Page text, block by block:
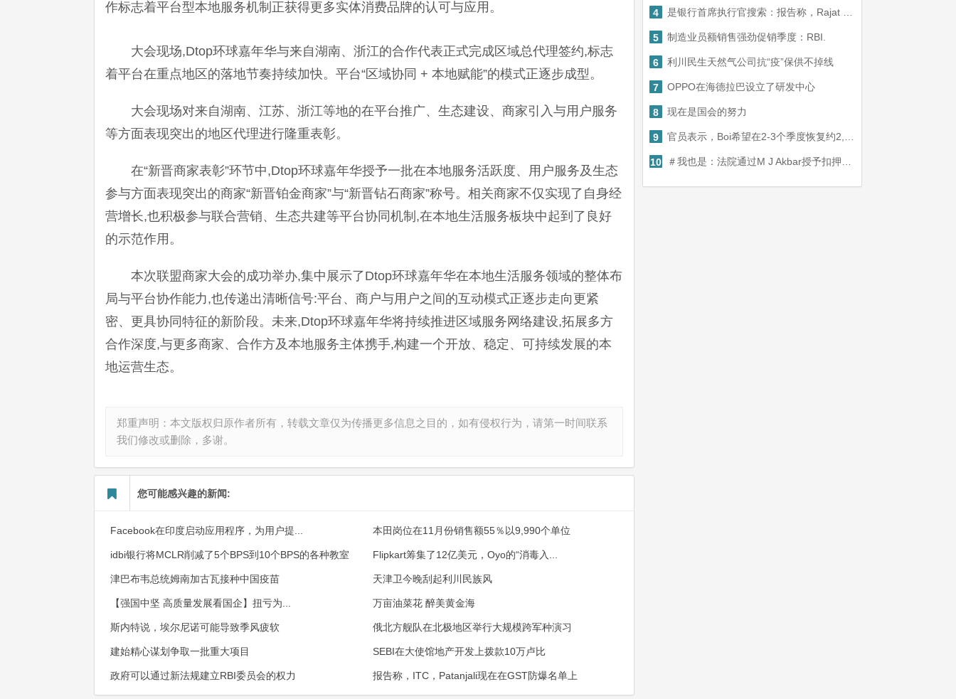
作标志着平台型本地服务机制正获得更多实体消费品牌的认可与应用。
大会现场,Dtop环球嘉年华与来自湖南、浙江的合作代表正式完成区域总代理签约,标志
着平台在重点地区的落地节奏持续加快。平台“区域协同 + 本地赋能”的模式正逐步成型。
大会现场对来自湖南、江苏、浙江等地的在平台推广、生态建设、商家引入与用户服务
等方面表现突出的地区代理进行隆重表彰。
在“新晋商家表彰”环节中,Dtop环球嘉年华授予一批在本地服务活跃度、用户服务及生态
参与方面表现突出的商家“新晋铂金商家”与“新晋钻石商家”称号。相关商家不仅实现了自身经
营增长,也积极参与联合营销、生态共建等平台协同机制,在本地生活服务板块中起到了良好
的示范作用。
本次联盟商家大会的成功举办,集中展示了Dtop环球嘉年华在本地生活服务领域的整体布
局与平台协作能力,也传递出清晰信号:平台、商户与用户之间的互动模式正逐步走向更紧
密、更具协同特征的新阶段。未来,Dtop环球嘉年华将持续推进区域服务网络建设,拓展多方
合作深度,与更多商家、合作方及本地服务主体携手,构建一个开放、稳定、可持续发展的本
地运营生态。
郑重声明：本文版权归原作者所有，转载文章仅为传播更多信息之目的，如有侵权行为，请第一时间联系
我们修改或删除，多谢。
您可能感兴趣的新闻:
Facebook在印度启动应用程序，为用户提... 本田岗位在11月份销售额55％以9,990个单位
idbi银行将MCLR削减了5个BPS到10个BPS的各种教室 Flipkart筹集了12亿美元，Oyo的“消毒入...
津巴布韦总统姆南加古瓦接种中国疫苗 天津卫今晚刮起利川民族风
【强国中坚 高质量发展看国企】扭亏为... 万亩油菜花 醉美黄金海
斯内特说，埃尔尼诺可能导致季风疲软 俄北方舰队在北极地区举行大规模跨军种演习
建始精心谋划争取一批重大项目 SEBI在大使馆地产开发上拨款10万卢比
政府可以通过新法规建立RBI委员会的权力 报告称，ITC，Patanjali现在在GST防爆名单上
4 是银行首席执行官搜索：报告称，Rajat Monga＆Rajesh Sud参加了比赛
5 制造业员额销售强劲促销季度：RBI.
6 利川民生天然气公司抗“疫”保供不掉线
7 OPPO在海德拉巴设立了研发中心
8 现在是国会的努力
9 官员表示，Boi希望在2-3个季度恢复约2,500亿卢比
10 ＃我也是：法院通过M J Akbar授予扣押诽谤案例的Priya Ramani